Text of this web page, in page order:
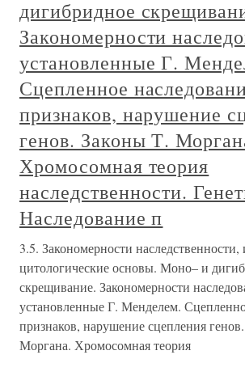
дигибридное
Закономерности
установленные Г.
Сцепленное
признаков, нарушение
генов. Законы Т.
Хромосомная теория
наследственности.
Наследование п
3.5. Закономерности наследственности,
цитологические основы. Моно– и
скрещивание. Закономерности
установленные Г. Менделем.
признаков, нарушение сцепления
Моргана. Хромосомная теория